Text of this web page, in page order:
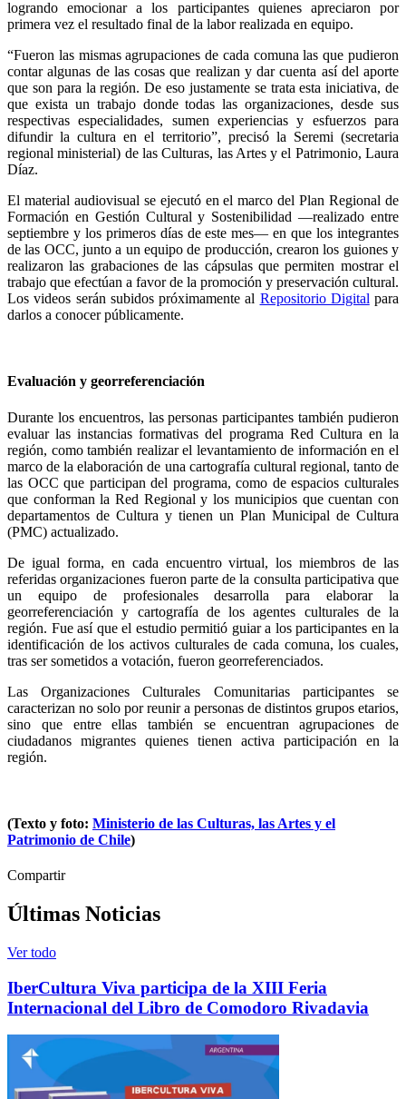
logrando emocionar a los participantes quienes apreciaron por
primera vez el resultado final de la labor realizada en equipo.
“Fueron las mismas agrupaciones de cada comuna las que pudieron
contar algunas de las cosas que realizan y dar cuenta así del aporte
que son para la región. De eso justamente se trata esta iniciativa, de
que exista un trabajo donde todas las organizaciones, desde sus
respectivas especialidades, sumen experiencias y esfuerzos para
difundir la cultura en el territorio”, precisó la Seremi (secretaria
regional ministerial) de las Culturas, las Artes y el Patrimonio, Laura
Díaz.
El material audiovisual se ejecutó en el marco del Plan Regional de
Formación en Gestión Cultural y Sostenibilidad —realizado entre
septiembre y los primeros días de este mes— en que los integrantes
de las OCC, junto a un equipo de producción, crearon los guiones y
realizaron las grabaciones de las cápsulas que permiten mostrar el
trabajo que efectúan a favor de la promoción y preservación cultural.
Los videos serán subidos próximamente al Repositorio Digital para
darlos a conocer públicamente.
Evaluación y georreferenciación
Durante los encuentros, las personas participantes también pudieron
evaluar las instancias formativas del programa Red Cultura en la
región, como también realizar el levantamiento de información en el
marco de la elaboración de una cartografía cultural regional, tanto de
las OCC que participan del programa, como de espacios culturales
que conforman la Red Regional y los municipios que cuentan con
departamentos de Cultura y tienen un Plan Municipal de Cultura
(PMC) actualizado.
De igual forma, en cada encuentro virtual, los miembros de las
referidas organizaciones fueron parte de la consulta participativa que
un equipo de profesionales desarrolla para elaborar la
georreferenciación y cartografía de los agentes culturales de la
región. Fue así que el estudio permitió guiar a los participantes en la
identificación de los activos culturales de cada comuna, los cuales,
tras ser sometidos a votación, fueron georreferenciados.
Las Organizaciones Culturales Comunitarias participantes se
caracterizan no solo por reunir a personas de distintos grupos etarios,
sino que entre ellas también se encuentran agrupaciones de
ciudadanos migrantes quienes tienen activa participación en la
región.
(Texto y foto: Ministerio de las Culturas, las Artes y el
Patrimonio de Chile)
Compartir
Últimas Noticias
Ver todo
IberCultura Viva participa de la XIII Feria
Internacional del Libro de Comodoro Rivadavia